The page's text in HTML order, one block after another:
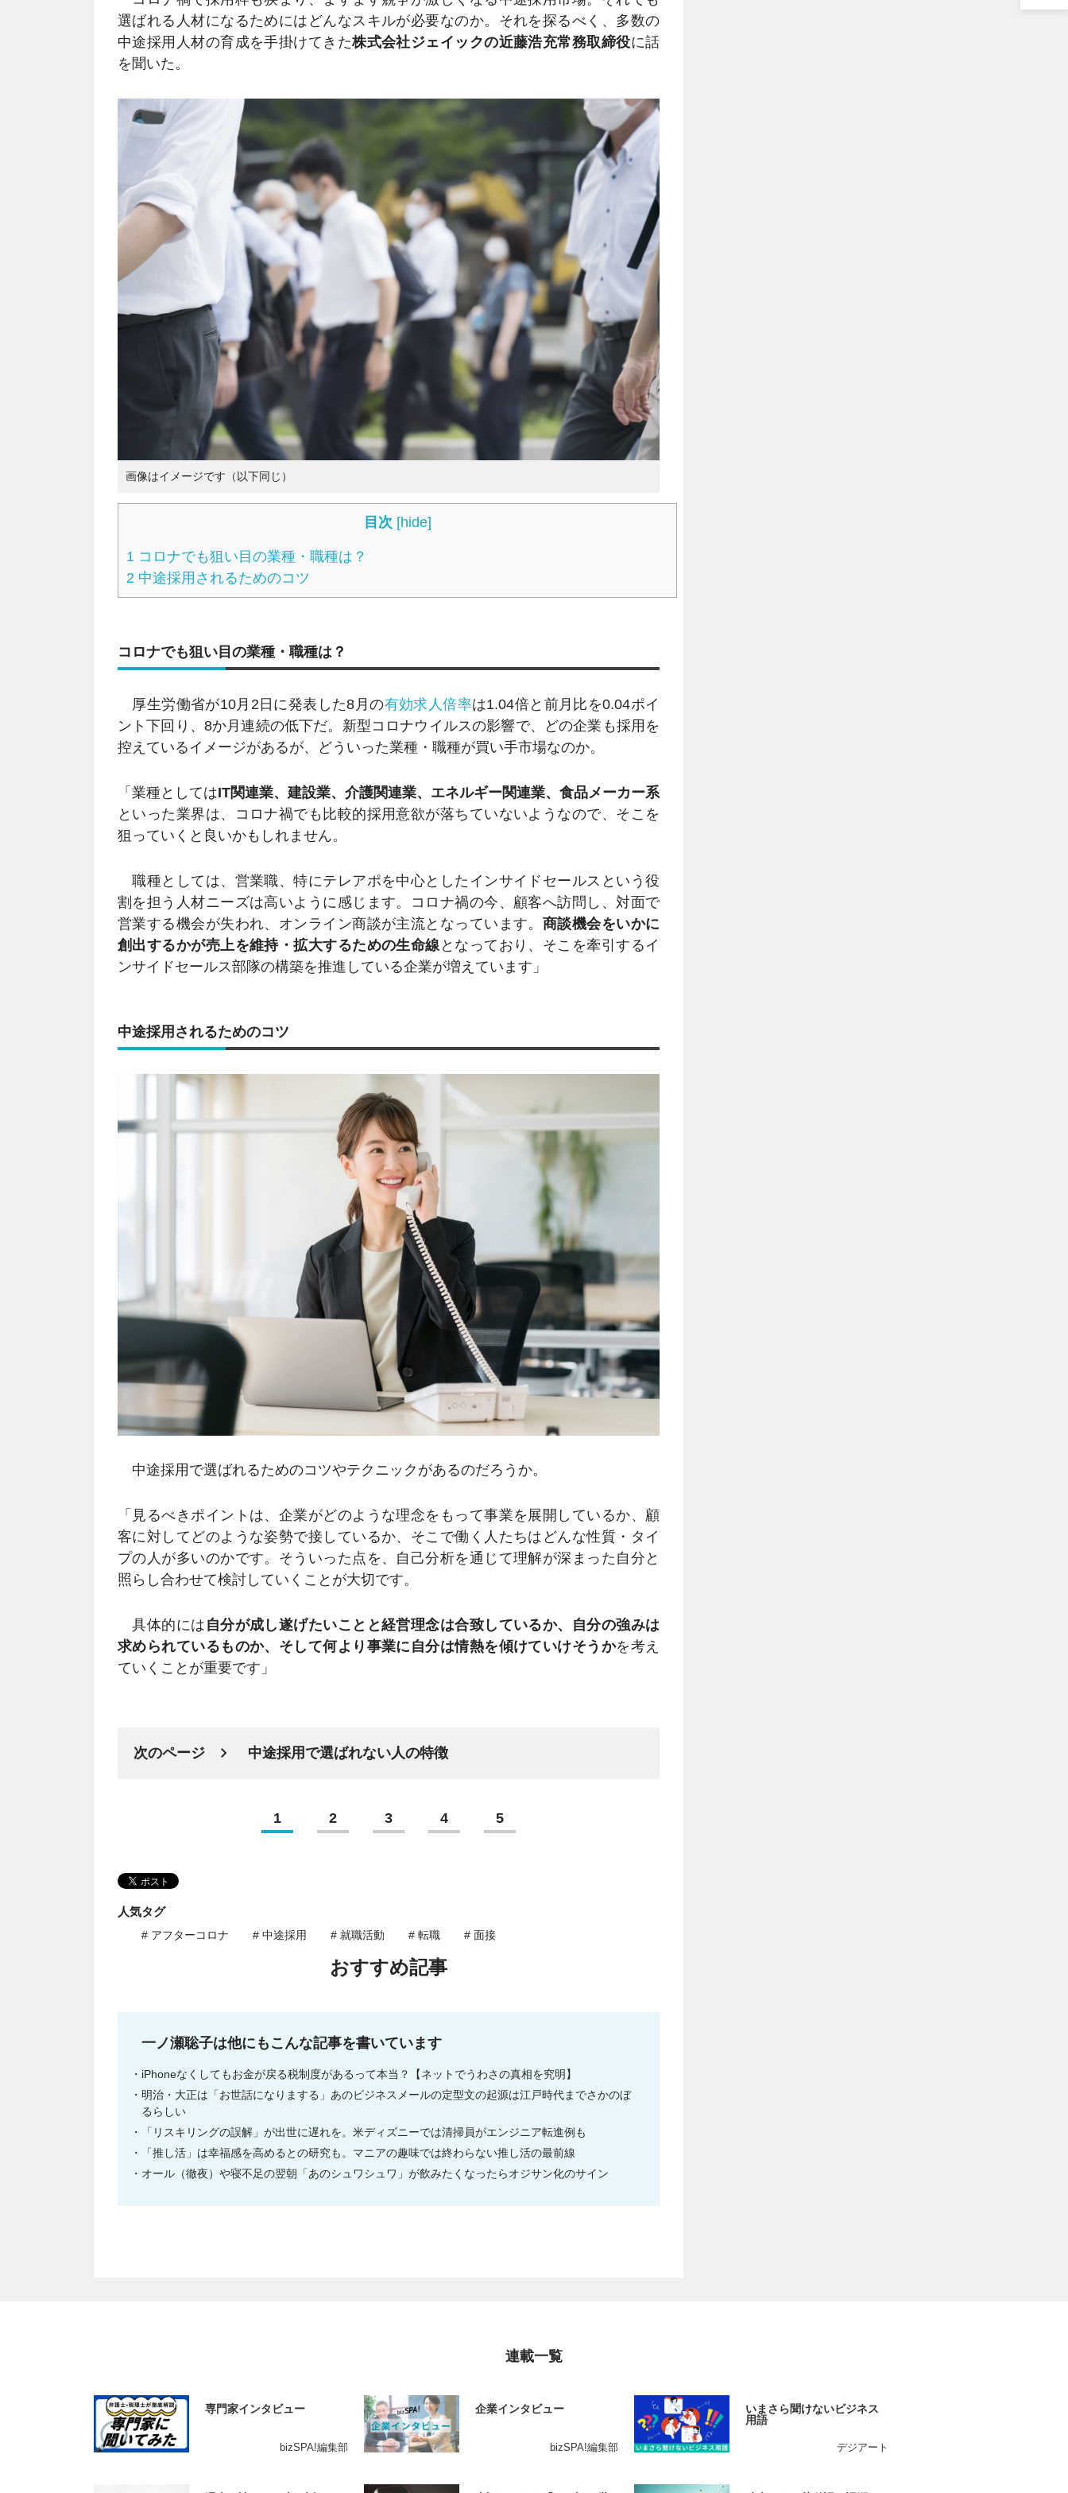
選ばれる人材になるためにはどんなスキルが必要なのか。それを探るべく、多数の
中途採用人材の育成を手掛けてきた株式会社ジェイックの近藤浩充常務取締役に話
を聞いた。
画像はイメージです（以下同じ）
目次 [hide]
1 コロナでも狙い目の業種・職種は？
2 中途採用されるためのコツ
コロナでも狙い目の業種・職種は？
厚生労働省が10月2日に発表した8月の有効求人倍率は1.04倍と前月比を0.04ポイ
ント下回り、8か月連続の低下だ。新型コロナウイルスの影響で、どの企業も採用を
控えているイメージがあるが、どういった業種・職種が買い手市場なのか。
「業種としてはIT関連業、建設業、介護関連業、エネルギー関連業、食品メーカー系
といった業界は、コロナ禍でも比較的採用意欲が落ちていないようなので、そこを
狙っていくと良いかもしれません。
職種としては、営業職、特にテレアポを中心としたインサイドセールスという役
割を担う人材ニーズは高いように感じます。コロナ禍の今、顧客へ訪問し、対面で
営業する機会が失われ、オンライン商談が主流となっています。 商談機会をいかに
創出するかが売上を維持・拡大するための生命線となっており、そこを牽引するイ
ンサイドセールス部隊の構築を推進している企業が増えています」
中途採用されるためのコツ
中途採用で選ばれるためのコツやテクニックがあるのだろうか。
「見るべきポイントは、企業がどのような理念をもって事業を展開しているか、顧
客に対してどのような姿勢で接しているか、そこで働く人たちはどんな性質・タイ
プの人が多いのかです。そういった点を、自己分析を通じて理解が深まった自分と
照らし合わせて検討していくことが大切です。
具体的には 自分が成し遂げたいことと経営理念は合致しているか、自分の強みは
求められているものか、そして何より事業に自分は情熱を傾けていけそうかを考え
ていくことが重要です」
次のページ 中途採用で選ばれない人の特徴
1 2 3 4 5
人気タグ
# アフターコロナ # 中途採用 # 就職活動 # 転職 # 面接
おすすめ記事
一ノ瀬聡子は他にもこんな記事を書いています
iPhoneなくしてもお金が戻る税制度があるって本当？【ネットでうわさの真相を究明】
明治・大正は「お世話になりまする」あのビジネスメールの定型文の起源は江戸時代までさかのぼ
るらしい
「リスキリングの誤解」が出世に遅れを。米ディズニーでは清掃員がエンジニア転進例も
「推し活」は幸福感を高めるとの研究も。マニアの趣味では終わらない推し活の最前線
オール（徹夜）や寝不足の翌朝「あのシュワシュワ」が飲みたくなったらオジサン化のサイン
連載一覧
専門家インタビュー
bizSPA!編集部
企業インタビュー
bizSPA!編集部
いまさら聞けないビジネス
用語
デジアート